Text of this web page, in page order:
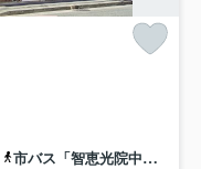
市バス「智恵光院中立売」バス停下車 徒歩3分